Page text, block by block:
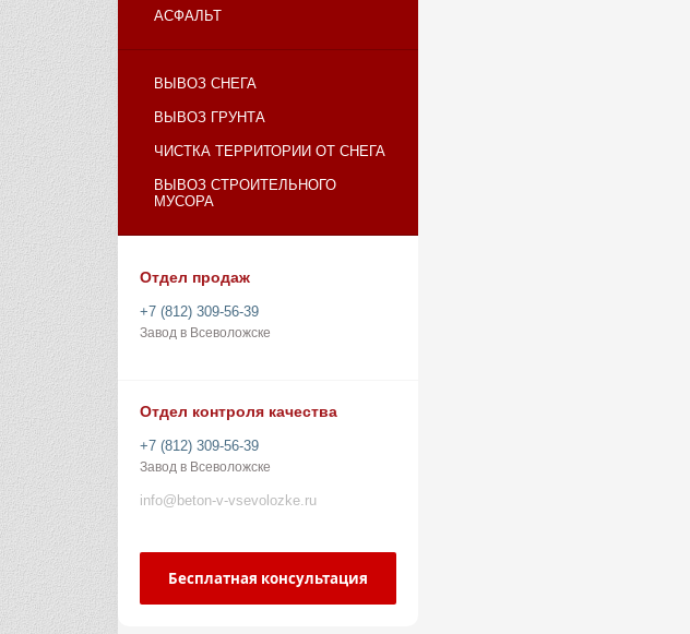
АСФАЛЬТ
ВЫВОЗ СНЕГА
ВЫВОЗ ГРУНТА
ЧИСТКА ТЕРРИТОРИИ ОТ СНЕГА
ВЫВОЗ СТРОИТЕЛЬНОГО
МУСОРА
Отдел продаж
+7 (812) 309-56-39
Завод в Всеволожске
Отдел контроля качества
+7 (812) 309-56-39
Завод в Всеволожске
info@beton-v-vsevolozke.ru
Бесплатная консультация